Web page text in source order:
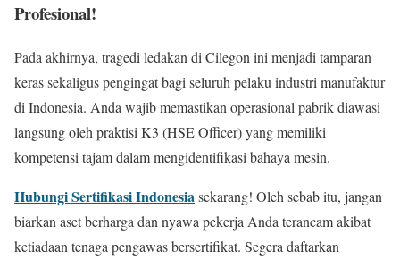
Profesional!
Pada akhirnya, tragedi ledakan di Cilegon ini menjadi tamparan
keras sekaligus pengingat bagi seluruh pelaku industri manufaktur
di Indonesia. Anda wajib memastikan operasional pabrik diawasi
langsung oleh praktisi K3 (HSE Officer) yang memiliki
kompetensi tajam dalam mengidentifikasi bahaya mesin.
Hubungi Sertifikasi Indonesiasekarang! Oleh sebab itu, jangan
biarkan aset berharga dan nyawa pekerja Anda terancam akibat
ketiadaan tenaga pengawas bersertifikat. Segera daftarkan